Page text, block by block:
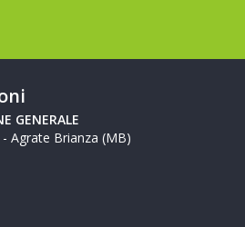
GENERALE
Agrate Brianza (MB)